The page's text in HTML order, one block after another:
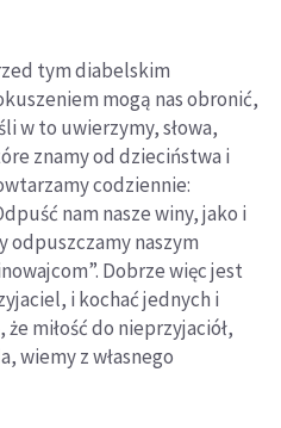
tym diabelskim
mogą nas obronić,
w to uwierzymy, słowa,
znamy od dzieciństwa i
codziennie:
nam nasze winy, jako i
odpuszczamy naszym
Dobrze więc jest
i kochać jednych i
miłość do nieprzyjaciół,
wiemy z własnego